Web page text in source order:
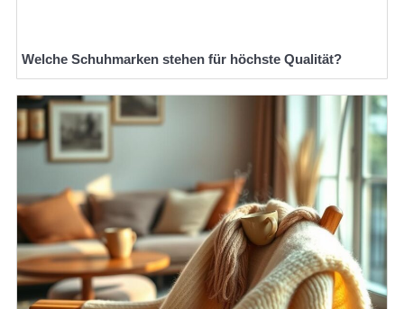
Welche Schuhmarken stehen für höchste Qualität?